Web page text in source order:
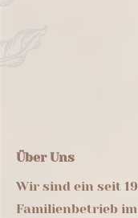
Über Uns
Wir sind ein seit
Familienbetrieb